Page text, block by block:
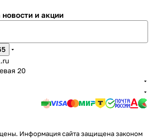
новости и акции
20
Информация сайта защищена законом